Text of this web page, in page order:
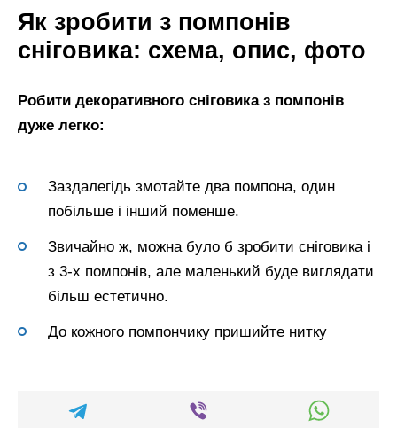
Як зробити з помпонів
сніговика: схема, опис, фото
Робити декоративного сніговика з помпонів
дуже легко:
Заздалегідь змотайте два помпона, один
побільше і інший поменше.
Звичайно ж, можна було б зробити сніговика і
з 3-х помпонів, але маленький буде виглядати
більш естетично.
До кожного помпончику пришийте нитку